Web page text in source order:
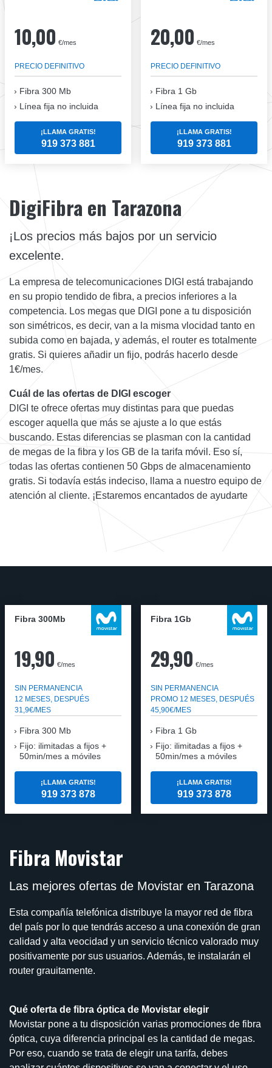
10,00 €/mes
PRECIO DEFINITIVO
Fibra 300 Mb
Línea fija no incluida
¡LLAMA GRATIS!
919 373 881
20,00 €/mes
PRECIO DEFINITIVO
Fibra 1 Gb
Línea fija no incluida
¡LLAMA GRATIS!
919 373 881
DigiFibra en Tarazona
¡Los precios más bajos por un servicio
excelente.
La empresa de telecomunicaciones DIGI está trabajando
en su propio tendido de fibra, a precios inferiores a la
competencia. Los megas que DIGI pone a tu disposición
son simétricos, es decir, van a la misma vlocidad tanto en
subida como en bajada, y además, el router es totalmente
gratis. Si quieres añadir un fijo, podrás hacerlo desde
1€/mes.
Cuál de las ofertas de DIGI escoger
DIGI te ofrece ofertas muy distintas para que puedas
escoger aquella que más se ajuste a lo que estás
buscando. Estas diferencias se plasman con la cantidad
de megas de la fibra y los GB de la tarifa móvil. Eso sí,
todas las ofertas contienen 50 Gbps de almacenamiento
gratis. Si todavía estás indeciso, llama a nuestro equipo de
atención al cliente. ¡Estaremos encantados de ayudarte
Fibra 300Mb
19,90 €/mes
SIN PERMANENCIA
12 MESES, DESPUÉS
31,9€/MES
Fibra 300 Mb
Fijo: ilimitadas a fijos +
50min/mes a móviles
¡LLAMA GRATIS!
919 373 878
Fibra 1Gb
29,90 €/mes
SIN PERMANENCIA
PROMO 12 MESES, DESPUÉS
45,90€/MES
Fibra 1 Gb
Fijo: ilimitadas a fijos +
50min/mes a móviles
¡LLAMA GRATIS!
919 373 878
Fibra Movistar
Las mejores ofertas de Movistar en Tarazona
Esta compañía telefónica distribuye la mayor red de fibra
del país por lo que tendrás acceso a una conexión de gran
calidad y alta veocidad y un servicio técnico valorado muy
positivamente por sus usuarios. Además, te instalarán el
router grauitamente.
Qué oferta de fibra óptica de Movistar elegir
Movistar pone a tu disposición varias promociones de fibra
óptica, cuya diferencia principal es la cantidad de megas.
Por eso, cuando se trata de elegir una tarifa, debes